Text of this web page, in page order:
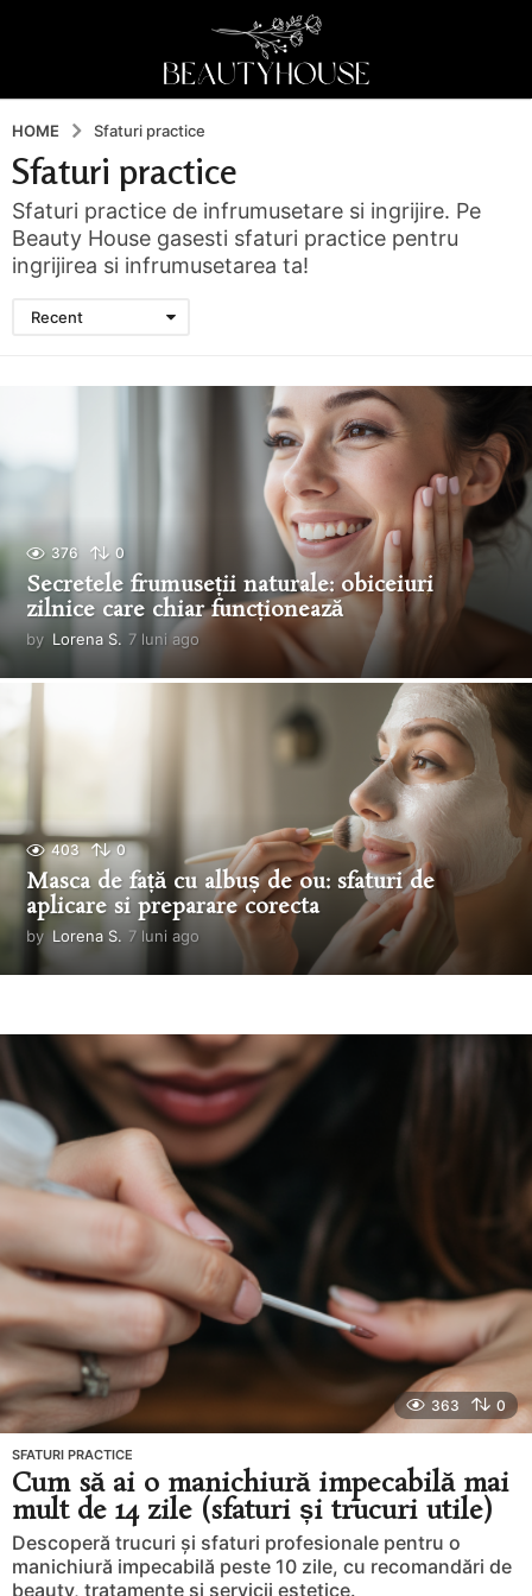
HOME Sfaturi practice
Sfaturi practice
Sfaturi practice de infrumusetare si ingrijire. Pe
Beauty House gasesti sfaturi practice pentru
ingrijirea si infrumusetarea ta!
Recent
376 0
Secretele frumuseții naturale: obiceiuri
zilnice care chiar funcționează
by Lorena S. 7 luni ago
u
403 0
Masca de față cu albuș de ou: sfaturi de
aplicare si preparare corecta
by Lorena S. 7 luni ago
u
a
g
o
363 0
SFATURI PRACTICE
Cum să ai o manichiură impecabilă mai
mult de 14 zile (sfaturi și trucuri utile)
Descoperă trucuri și sfaturi profesionale pentru o
manichiură impecabilă peste 10 zile, cu recomandări de
beauty, tratamente și servicii estetice.